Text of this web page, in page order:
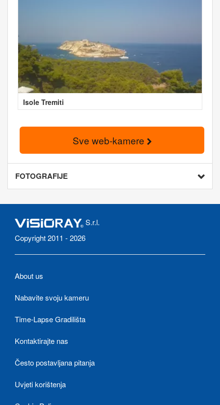
Isole Tremiti
Sve web-kamere
FOTOGRAFIJE
S.r.l.
Copyright 2011 - 2026
About us
Nabavite svoju kameru
Time-Lapse Gradilišta
Kontaktirajte nas
Često postavljana pitanja
Uvjeti korištenja